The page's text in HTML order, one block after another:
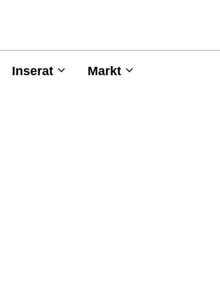
Inserat Markt